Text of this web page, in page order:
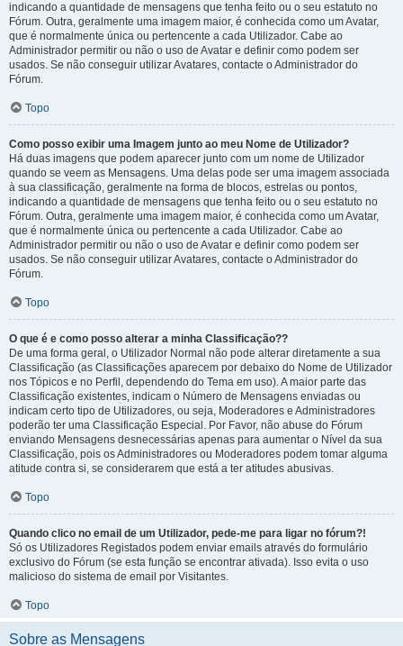
indicando a quantidade de mensagens que tenha feito ou o seu estatuto no
Fórum. Outra, geralmente uma imagem maior, é conhecida como um Avatar,
que é normalmente única ou pertencente a cada Utilizador. Cabe ao
Administrador permitir ou não o uso de Avatar e definir como podem ser
usados. Se não conseguir utilizar Avatares, contacte o Administrador do
Fórum.
Topo
Como posso exibir uma Imagem junto ao meu Nome de Utilizador?
Há duas imagens que podem aparecer junto com um nome de Utilizador
quando se veem as Mensagens. Uma delas pode ser uma imagem associada
à sua classificação, geralmente na forma de blocos, estrelas ou pontos,
indicando a quantidade de mensagens que tenha feito ou o seu estatuto no
Fórum. Outra, geralmente uma imagem maior, é conhecida como um Avatar,
que é normalmente única ou pertencente a cada Utilizador. Cabe ao
Administrador permitir ou não o uso de Avatar e definir como podem ser
usados. Se não conseguir utilizar Avatares, contacte o Administrador do
Fórum.
Topo
O que é e como posso alterar a minha Classificação??
De uma forma geral, o Utilizador Normal não pode alterar diretamente a sua
Classificação (as Classificações aparecem por debaixo do Nome de Utilizador
nos Tópicos e no Perfil, dependendo do Tema em uso). A maior parte das
Classificação existentes, indicam o Número de Mensagens enviadas ou
indicam certo tipo de Utilizadores, ou seja, Moderadores e Administradores
poderão ter uma Classificação Especial. Por Favor, não abuse do Fórum
enviando Mensagens desnecessárias apenas para aumentar o Nível da sua
Classificação, pois os Administradores ou Moderadores podem tomar alguma
atitude contra si, se considerarem que está a ter atitudes abusivas.
Topo
Quando clico no email de um Utilizador, pede-me para ligar no fórum?!
Só os Utilizadores Registados podem enviar emails através do formulário
exclusivo do Fórum (se esta função se encontrar ativada). Isso evita o uso
malicioso do sistema de email por Visitantes.
Topo
Sobre as Mensagens